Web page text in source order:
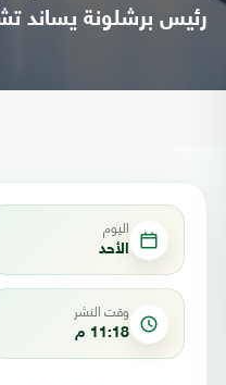
رئيس برشلونة يساند
اليوم
الأحد
وقت النشر
11:18 م